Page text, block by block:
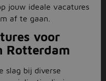
jouw ideale vacatures
af te gaan.
voor
Rotterdam
slag bij diverse